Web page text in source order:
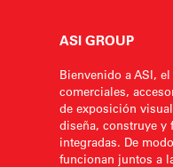
ASI GROUP
Bienvenido a ASI,
comerciales,
de exposición
diseña, construye y
integradas. De
funcionan juntos a